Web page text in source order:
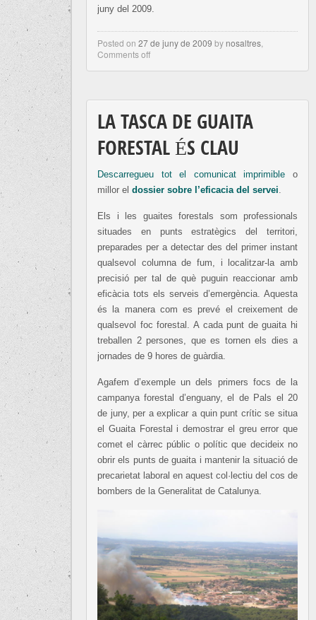
juny del 2009.
Posted on 27 de juny de 2009 by nosaltres
Comments off
LA TASCA DE GUAITA
FORESTAL ÉS CLAU
Descarregueu tot el comunicat imprimible o
millor el dossier sobre l’eficacia del servei.
Els i les guaites forestals som professionals
situades en punts estratègics del territori,
preparades per a detectar des del primer instant
qualsevol columna de fum, i localitzar-la amb
precisió per tal de què puguin reaccionar amb
eficàcia tots els serveis d’emergència. Aquesta
és la manera com es prevé el creixement de
qualsevol foc forestal. A cada punt de guaita hi
treballen 2 persones, que es tornen els dies a
jornades de 9 hores de guàrdia.
Agafem d’exemple un dels primers focs de la
campanya forestal d’enguany, el de Pals el 20
de juny, per a explicar a quin punt crític se situa
el Guaita Forestal i demostrar el greu error que
comet el càrrec públic o polític que decideix no
obrir els punts de guaita i mantenir la situació de
precarietat laboral en aquest col·lectiu del cos de
bombers de la Generalitat de Catalunya.